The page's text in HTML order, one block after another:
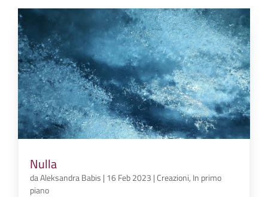
Nulla
daAleksandra Babis | 16 Feb 2023 |Creazioni, In primo
piano